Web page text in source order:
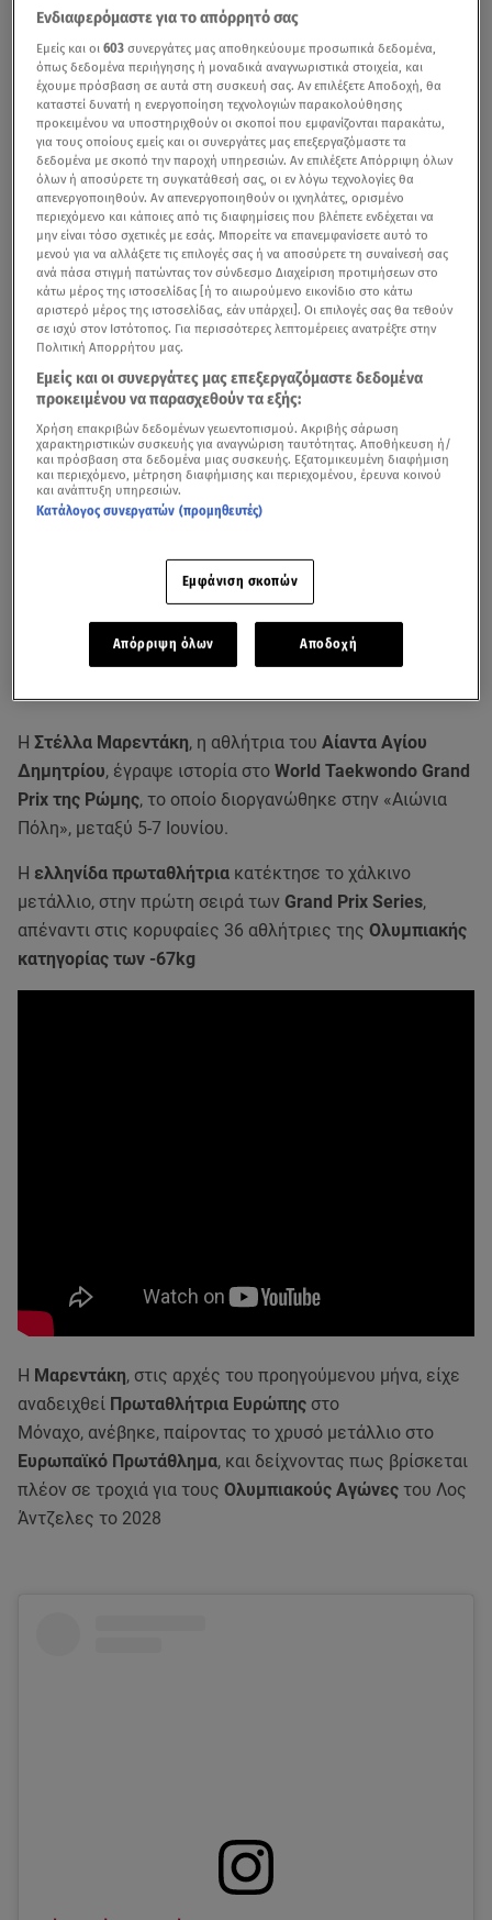
Η Στέλλα Μαρεντάκη, η αθλήτρια του Αίαντα Αγίου
Δημητρίου, έγραψε ιστορία στο World Taekwondo Grand
Prix της Ρώμης, το οποίο διοργανώθηκε στην «Αιώνια
Πόλη», μεταξύ 5-7 Ιουνίου.
Η ελληνίδα πρωταθλήτρια κατέκτησε το χάλκινο
μετάλλιο, στην πρώτη σειρά των Grand Prix Series,
απέναντι στις κορυφαίες 36 αθλήτριες της Ολυμπιακής
κατηγορίας των -67kg
H Μαρεντάκη, στις αρχές του προηγούμενου μήνα, είχε
αναδειχθεί Πρωταθλήτρια Ευρώπης στο
Μόναχο, ανέβηκε, παίροντας το χρυσό μετάλλιο στο
Ευρωπαϊκό Πρωτάθλημα, και δείχνοντας πως βρίσκεται
πλέον σε τροχιά για τους Ολυμπιακούς Αγώνες του Λος
Άντζελες το 2028
Ενδιαφερόμαστε για το απόρρητό σας
Εμείς και οι603 συνεργάτες μας αποθηκεύουμε προσωπικά δεδομένα,
όπως δεδομένα περιήγησης ή μοναδικά αναγνωριστικά στοιχεία, και
έχουμε πρόσβαση σε αυτά στη συσκευή σας. Αν επιλέξετε Αποδοχή, θα
καταστεί δυνατή η ενεργοποίηση τεχνολογιών παρακολούθησης
προκειμένου να υποστηριχθούν οι σκοποί που εμφανίζονται παρακάτω,
για τους οποίους εμείς και οι συνεργάτες μας επεξεργαζόμαστε τα
δεδομένα με σκοπό την παροχή υπηρεσιών. Αν επιλέξετε Απόρριψη όλων
όλων ή αποσύρετε τη συγκατάθεσή σας, οι εν λόγω τεχνολογίες θα
απενεργοποιηθούν. Αν απενεργοποιηθούν οι ιχνηλάτες, ορισμένο
περιεχόμενο και κάποιες από τις διαφημίσεις που βλέπετε ενδέχεται να
μην είναι τόσο σχετικές με εσάς. Μπορείτε να επανεμφανίσετε αυτό το
μενού για να αλλάξετε τις επιλογές σας ή να αποσύρετε τη συναίνεσή σας
ανά πάσα στιγμή πατώντας τον σύνδεσμο Διαχείριση προτιμήσεων στο
κάτω μέρος της ιστοσελίδας [ή το αιωρούμενο εικονίδιο στο κάτω
αριστερό μέρος της ιστοσελίδας, εάν υπάρχει]. Οι επιλογές σας θα τεθούν
σε ισχύ στον Ιστότοπος. Για περισσότερες λεπτομέρειες ανατρέξτε στην
Πολιτική Απορρήτου μας.
Εμείς και οι συνεργάτες μας επεξεργαζόμαστε δεδομένα
προκειμένου να παρασχεθούν τα εξής:
Χρήση επακριβών δεδομένων γεωεντοπισμού. Ακριβής σάρωση
χαρακτηριστικών συσκευής για αναγνώριση ταυτότητας. Αποθήκευση ή/
και πρόσβαση στα δεδομένα μιας συσκευής. Εξατομικευμένη διαφήμιση
και περιεχόμενο, μέτρηση διαφήμισης και περιεχομένου, έρευνα κοινού
και ανάπτυξη υπηρεσιών.
Κατάλογος συνεργατών (προμηθευτές)
Εμφάνιση σκοπών
Απόρριψη όλων Αποδοχή